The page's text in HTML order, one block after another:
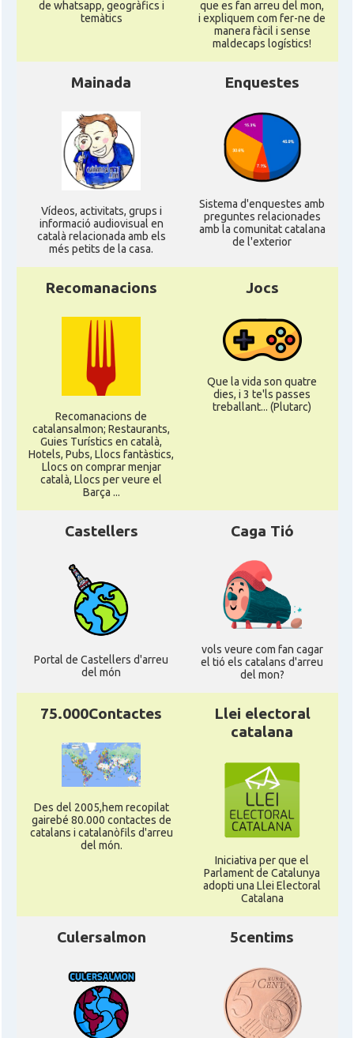
de whatsapp, geogràfics i
temàtics
que es fan arreu del mon,
i expliquem com fer-ne de
manera fàcil i sense
maldecaps logí­stics!
Mainada
Ví­deos, activitats, grups i
informació audiovisual en
català relacionada amb els
més petits de la casa.
Enquestes
Sistema d'enquestes amb
preguntes relacionades
amb la comunitat catalana
de l'exterior
Recomanacions
Recomanacions de
catalansalmon; Restaurants,
Guies Turístics en català,
Hotels, Pubs, Llocs fantàstics,
Llocs on comprar menjar
català, Llocs per veure el
Barça ...
Jocs
Que la vida son quatre
dies, i 3 te'ls passes
treballant... (Plutarc)
Castellers
Portal de Castellers d'arreu
del món
Caga Tió
vols veure com fan cagar
el tió els catalans d'arreu
del mon?
75.000Contactes
Des del 2005,hem recopilat
gairebé 80.000 contactes de
catalans i catalanòfils d'arreu
del món.
Llei electoral
catalana
Iniciativa per que el
Parlament de Catalunya
adopti una Llei Electoral
Catalana
Culersalmon 5centims